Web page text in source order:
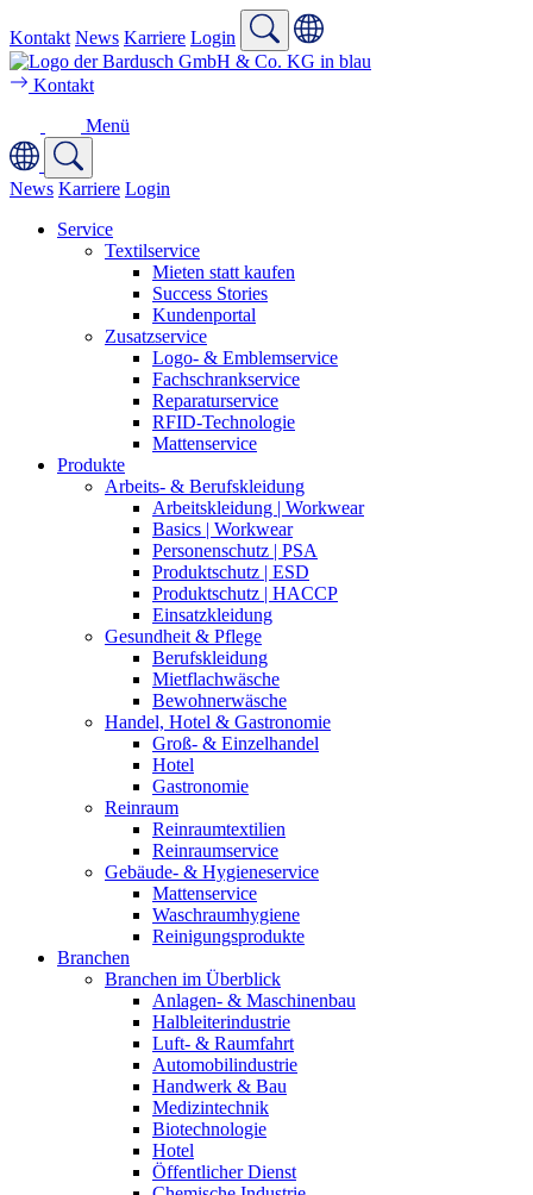
Kontakt News Karriere Login
Kontakt
Menü
News Karriere Login
Service
Textilservice
Mieten statt kaufen
Success Stories
Kundenportal
Zusatzservice
Logo- & Emblemservice
Fachschrankservice
Reparaturservice
RFID-Technologie
Mattenservice
Produkte
Arbeits- & Berufskleidung
Arbeitskleidung | Workwear
Basics | Workwear
Personenschutz | PSA
Produktschutz | ESD
Produktschutz | HACCP
Einsatzkleidung
Gesundheit & Pflege
Berufskleidung
Mietflachwäsche
Bewohnerwäsche
Handel, Hotel & Gastronomie
Groß- & Einzelhandel
Hotel
Gastronomie
Reinraum
Reinraumtextilien
Reinraumservice
Gebäude- & Hygieneservice
Mattenservice
Waschraumhygiene
Reinigungsprodukte
Branchen
Branchen im Überblick
Anlagen- & Maschinenbau
Halbleiterindustrie
Luft- & Raumfahrt
Automobilindustrie
Handwerk & Bau
Medizintechnik
Biotechnologie
Hotel
Öffentlicher Dienst